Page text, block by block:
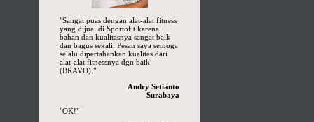
"Sangat puas dengan alat-alat fitness
yang dijual di Sportofit karena
bahan dan kualitasnya sangat baik
dan bagus sekali. Pesan saya semoga
selalu dipertahankan kualitas dari
alat-alat fitnessnya dgn baik
(BRAVO)."
Andry Setianto
Surabaya
"OK!"